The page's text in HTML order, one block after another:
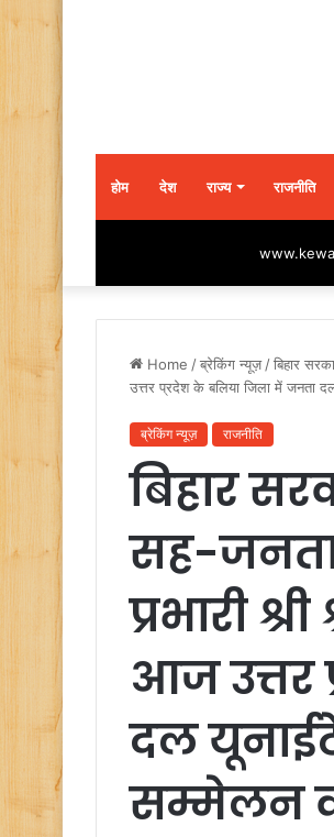
होम देश राज्य राजनीति
Home /ब्रेकिंग न्यूज़ /बिहार
उत्तर प्रदेश के बलिया जिला में जनता
ब्रेकिंग न्यूज़ राजनीति
बिहार
सह-जनता
प्रभारी
आज उत्तर
दल
सम्मेलन